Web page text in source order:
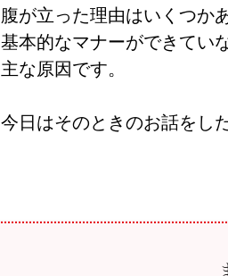
腹が立った理由はいくつか
基本的なマナーができてい
主な原因です。
今日はそのときのお話をし